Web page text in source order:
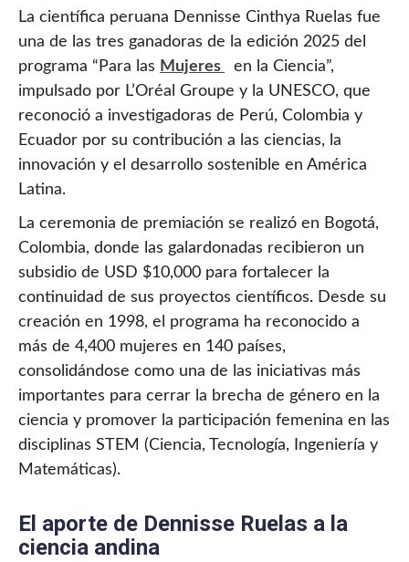
La científica peruana Dennisse Cinthya Ruelas fue
una de las tres ganadoras de la edición 2025 del
programa “Para las Mujeres
en la Ciencia”,
impulsado por L’Oréal Groupe y la UNESCO, que
reconoció a investigadoras de Perú, Colombia y
Ecuador por su contribución a las ciencias, la
innovación y el desarrollo sostenible en América
Latina.
La ceremonia de premiación se realizó en Bogotá,
Colombia, donde las galardonadas recibieron un
subsidio de USD $10,000 para fortalecer la
continuidad de sus proyectos científicos. Desde su
creación en 1998, el programa ha reconocido a
más de 4,400 mujeres en 140 países,
consolidándose como una de las iniciativas más
importantes para cerrar la brecha de género en la
ciencia y promover la participación femenina en las
disciplinas STEM (Ciencia, Tecnología, Ingeniería y
Matemáticas).
El aporte de Dennisse Ruelas a la
ciencia andina